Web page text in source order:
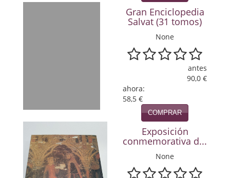
Tema Local
Terror
Terrorismo
Gran Enciclopedia
Salvat (31 tomos)
None
antes
90,0 €
ahora:
58,5 €
COMPRAR
Exposición
conmemorativa d...
None